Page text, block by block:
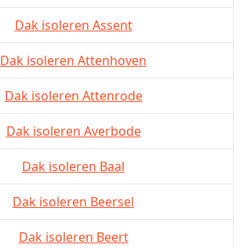
Dak isoleren Assent
Dak isoleren Attenhoven
Dak isoleren Attenrode
Dak isoleren Averbode
Dak isoleren Baal
Dak isoleren Beersel
Dak isoleren Beert